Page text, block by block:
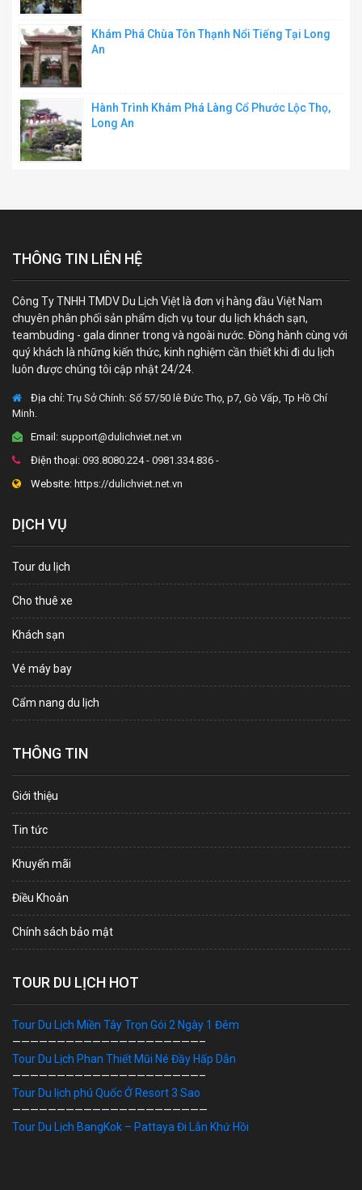
Khám Phá Chùa Tôn Thạnh Nổi Tiếng Tại Long
An
Hành Trình Khám Phá Làng Cổ Phước Lộc Thọ,
Long An
THÔNG TIN LIÊN HỆ
Công Ty TNHH TMDV Du Lịch Việt là đơn vị hàng đầu Việt Nam
chuyên phân phối sản phẩm dịch vụ tour du lịch khách sạn,
teambuding - gala dinner trong và ngoài nước. Đồng hành cùng với
quý khách là những kiến thức, kinh nghiệm cần thiết khi đi du lịch
luôn được chúng tôi cập nhật 24/24.
Địa chỉ:Trụ Sở Chính: Số 57/50 lê Đức Thọ, p7, Gò Vấp, Tp Hồ Chí
Minh.
Email: support@dulichviet.net.vn
Điện thoại: 093.8080.224 - 0981.334.836 -
Website: https://dulichviet.net.vn
DỊCH VỤ
Tour du lịch
Cho thuê xe
Khách sạn
Vé máy bay
Cẩm nang du lịch
THÔNG TIN
Giới thiệu
Tin tức
Khuyến mãi
Điều Khoản
Chính sách bảo mật
TOUR DU LỊCH HOT
Tour Du Lịch Miền Tây Trọn Gói 2 Ngày 1 Đêm
—————————————————————–
Tour Du Lịch Phan Thiết Mũi Né Đầy Hấp Dẫn
—————————————————————–
Tour Du lịch phú Quốc Ở Resort 3 Sao
——————————————————————
Tour Du Lịch BangKok – Pattaya Đi Lẫn Khứ Hồi